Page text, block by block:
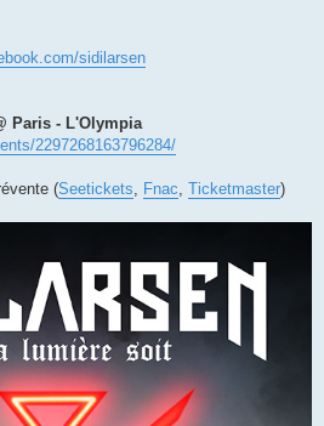
sidilarsen
Paris - L'Olympia
2297268163796284/
(Seetickets, Fnac, Ticketmaster)